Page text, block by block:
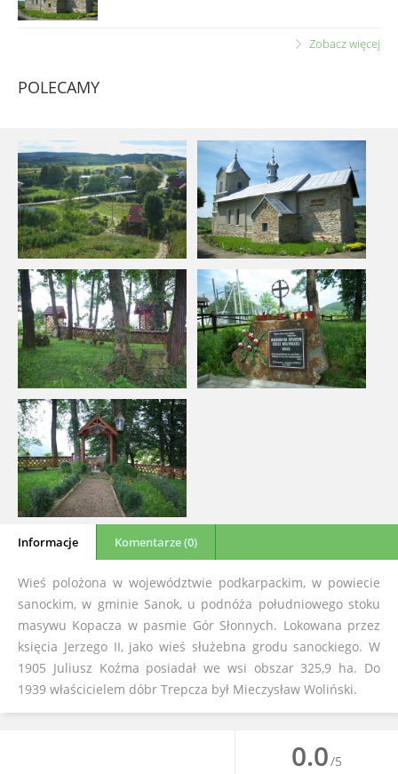
Zobacz więcej
POLECAMY
Informacje Komentarze (0)
Wieś polożona w województwie podkarpackim, w powiecie
sanockim, w gminie Sanok, u podnóża południowego stoku
masywu Kopacza w pasmie Gór Słonnych. Lokowana przez
księcia Jerzego II, jako wieś służebna grodu sanockiego. W
1905 Juliusz Koźma posiadał we wsi obszar 325,9 ha. Do
1939 właścicielem dóbr Trepcza był Mieczysław Woliński.
0.0/5